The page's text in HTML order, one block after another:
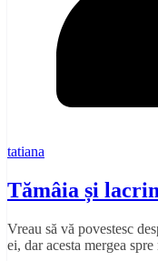
tatiana
Tămâia și
Vreau să vă povestesc
ei, dar acesta mergea